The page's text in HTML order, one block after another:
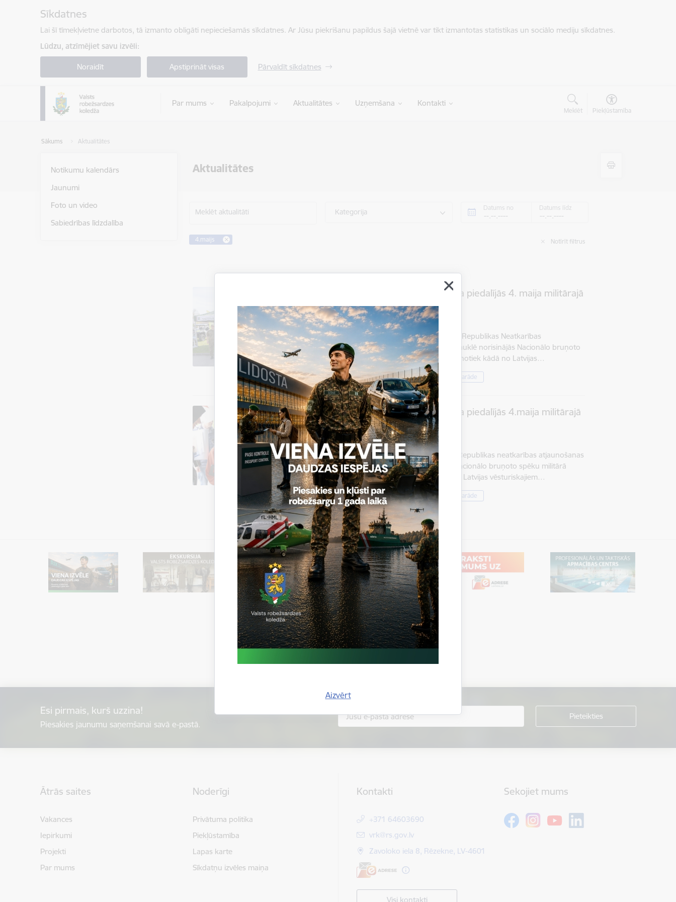
Sīkdatnes
Lai šī tīmekļvietne darbotos, tā izmanto obligāti nepieciešamās sīkdatnes. Ar Jūsu piekrišanu papildus šajā vietnē var tikt izmantotas statistikas un sociālo mediju sīkdatnes.
Lūdzu, atzīmējiet savu izvēli:
Noraidīt Apstiprināt visas Pārvaldīt sīkdatnes
Par mums Pakalpojumi Aktualitātes Uzņemšana Kontakti
Meklēt Piekļūstamība
Sākums Aktualitātes
Aktualitātes
Aizvērt
Notikumu kalendārs
Jaunumi
Foto un video
Sabiedrības līdzdalība
Meklēt aktualitāti Kategorija Datums no Datums līdz
4.maijs Notīrīt filtrus
Valsts robežsardzes koledža piedalījās 4. maija militārajā
parādē Aizkrauklē
06.05.2026.
2026. gada 4. maijā, svinot Latvijas Republikas Neatkarības
atjaunošanas 36. gadadienu, Aizkrauklē norisinājās Nacionālo bruņoto
spēku militārā parāde, kas ik gadu notiek kādā no Latvijas…
robežsardze 4.maijs militārā parāde
Valsts robežsardzes koledža piedalījās 4.maija militārajā
parādē
06.05.2025.
2025.gada 4.maijā, svinot Latvijas Republikas neatkarības atjaunošanas
35.gadadienu, Talsos norisinājās Nacionālo bruņoto spēku militārā
parāde, kas ik gadu notiek kādā no Latvijas vēsturiskajiem…
robežsardze 4.maijs militārā parāde
Vai šī informācija bija noderīga?
Esi pirmais, kurš uzzina!
Piesakies jaunumu saņemšanai savā e-pastā.
Ātrās saites
Vakances
Iepirkumi
Projekti
Par mums
Noderīgi
Privātuma politika
Piekļūstamība
Lapas karte
Sīkdatņu izvēles maiņa
Kontakti
+371 64603690
E-pasts:
vrk@rs.gov.lv
Zavoloko iela 8, Rēzekne, LV-4601
Visi kontakti
Sekojiet mums